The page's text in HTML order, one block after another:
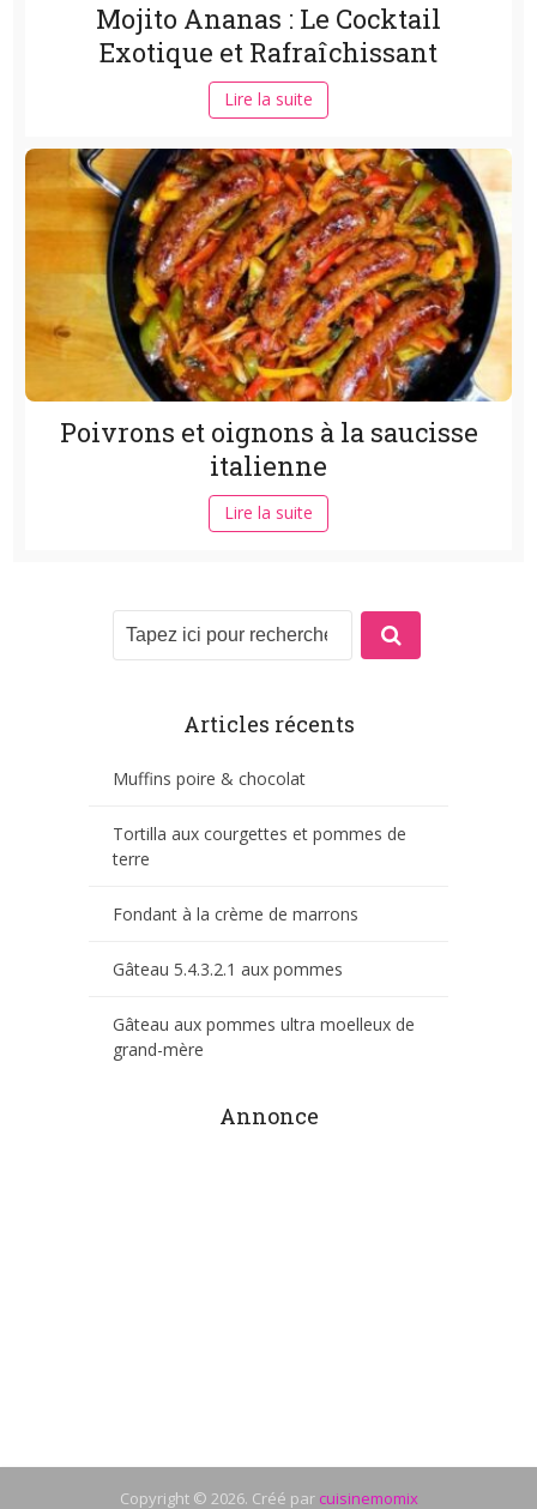
Mojito Ananas : Le Cocktail
Exotique et Rafraîchissant
Lire la suite
Poivrons et oignons à la saucisse
italienne
Lire la suite
Articles récents
Muffins poire & chocolat
Tortilla aux courgettes et pommes de
terre
Fondant à la crème de marrons
Gâteau 5.4.3.2.1 aux pommes
Gâteau aux pommes ultra moelleux de
grand-mère
Annonce
Copyright © 2026. Créé par cuisinemomix